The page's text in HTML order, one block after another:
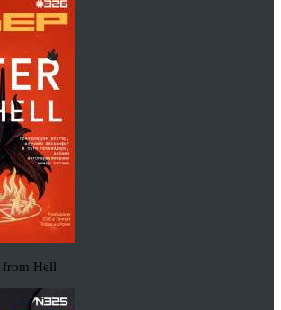
from Hell